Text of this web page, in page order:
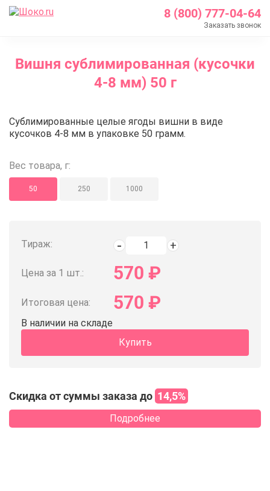
8 (800) 777-04-64
Заказать звонок
Каталог
Кондитерские ингредиенты
Вишня сублимированная (кусочки 4-8 мм) 50 г
Вишня сублимированная (кусочки
4-8 мм) 50 г
Вишня сублимированная
Сублимированные целые ягоды вишни в виде
кусочков 4-8 мм в упаковке 50 грамм.
Вес товара, г:
50 250 1000
Тираж:
Цена за 1 шт.: 570 ₽
Итоговая цена: 570 ₽
В наличии на складе
Купить
Скидка от суммы заказа до 14,5%
Подробнее